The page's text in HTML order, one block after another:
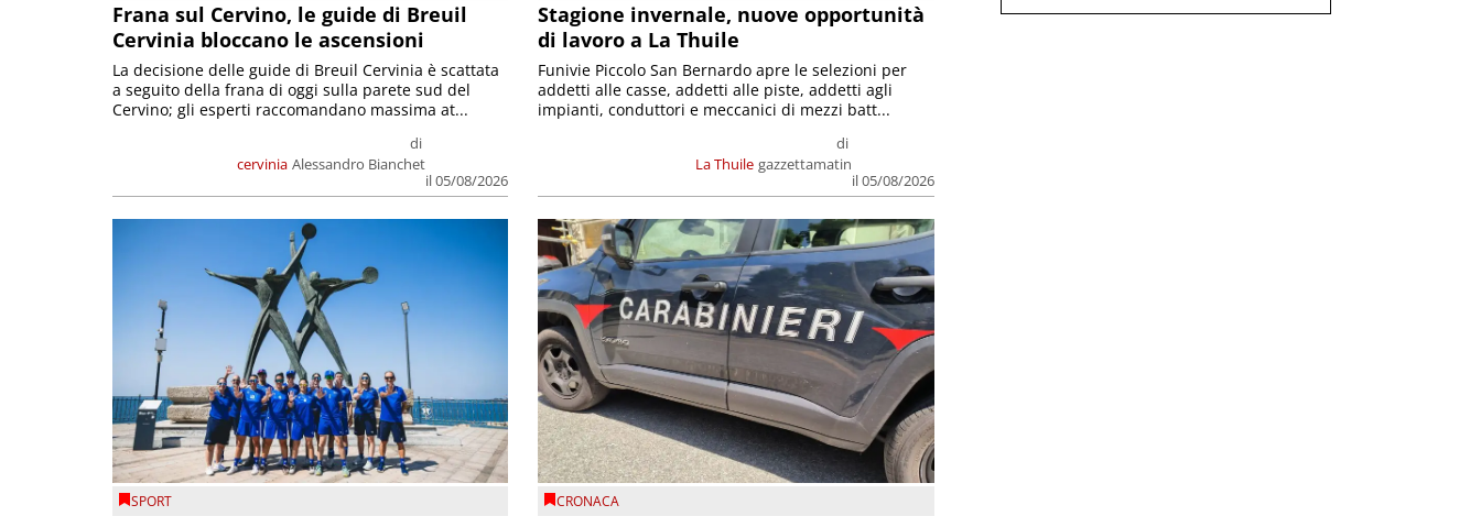
Frana sul Cervino, le guide di Breuil
Cervinia bloccano le ascensioni
cervinia
di
Alessandro Bianchet
il 05/08/2026
La decisione delle guide di Breuil Cervinia è scattata
a seguito della frana di oggi sulla parete sud del
Cervino; gli esperti raccomandano massima at...
Stagione invernale, nuove opportunità
di lavoro a La Thuile
La Thuile
di
gazzettamatin
il 05/08/2026
Funivie Piccolo San Bernardo apre le selezioni per
addetti alle casse, addetti alle piste, addetti agli
impianti, conduttori e meccanici di mezzi batt...
SPORT CRONACA